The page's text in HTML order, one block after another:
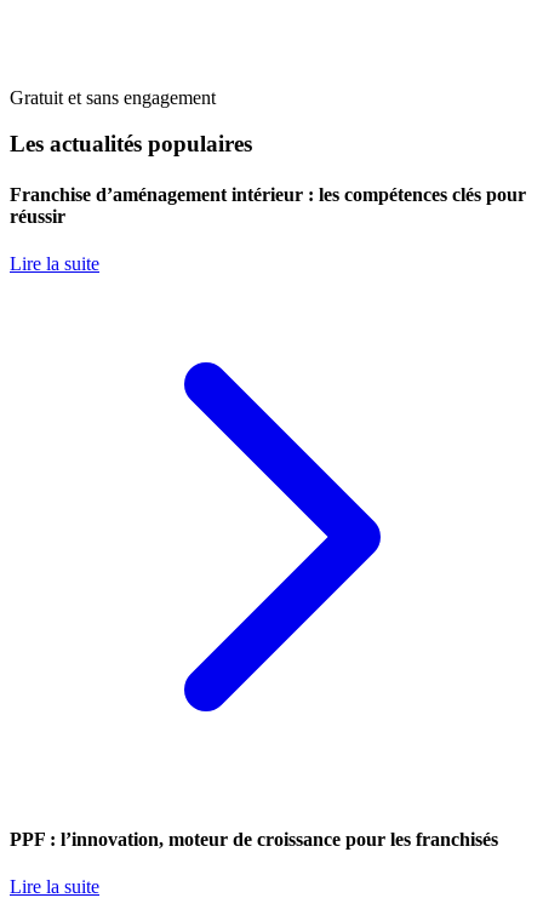
Gratuit et sans engagement
Les actualités populaires
Franchise d’aménagement intérieur : les compétences clés pour
réussir
Lire la suite
PPF : l’innovation, moteur de croissance pour les franchisés
Lire la suite